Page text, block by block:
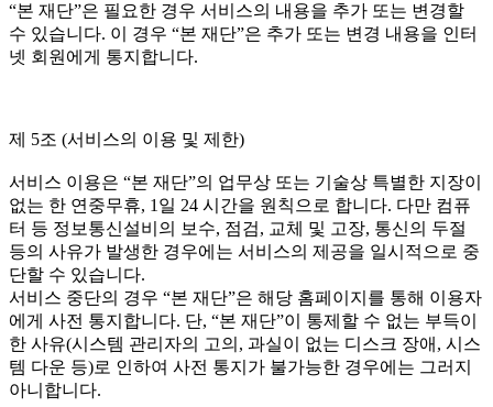
“본 재단”은 필요한 경우 서비스의 내용을 추가 또는 변경할
수 있습니다. 이 경우 “본 재단”은 추가 또는 변경 내용을 인터
넷 회원에게 통지합니다.
제 5조 (서비스의 이용 및 제한)
서비스 이용은 “본 재단”의 업무상 또는 기술상 특별한 지장이
없는 한 연중무휴, 1일 24 시간을 원칙으로 합니다. 다만 컴퓨
터 등 정보통신설비의 보수, 점검, 교체 및 고장, 통신의 두절
등의 사유가 발생한 경우에는 서비스의 제공을 일시적으로 중
단할 수 있습니다.
서비스 중단의 경우 “본 재단”은 해당 홈페이지를 통해 이용자
에게 사전 통지합니다. 단, “본 재단”이 통제할 수 없는 부득이
한 사유(시스템 관리자의 고의, 과실이 없는 디스크 장애, 시스
템 다운 등)로 인하여 사전 통지가 불가능한 경우에는 그러지
아니합니다.